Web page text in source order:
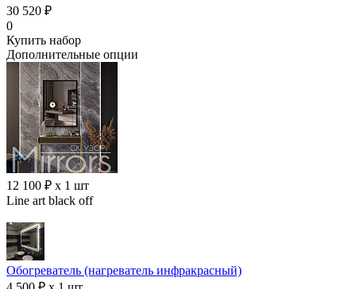
30 520 ₽
0
Купить набор
Дополнительные опции
12 100 ₽ x 1 шт
Line art black off
Обогреватель (нагреватель инфракрасный)